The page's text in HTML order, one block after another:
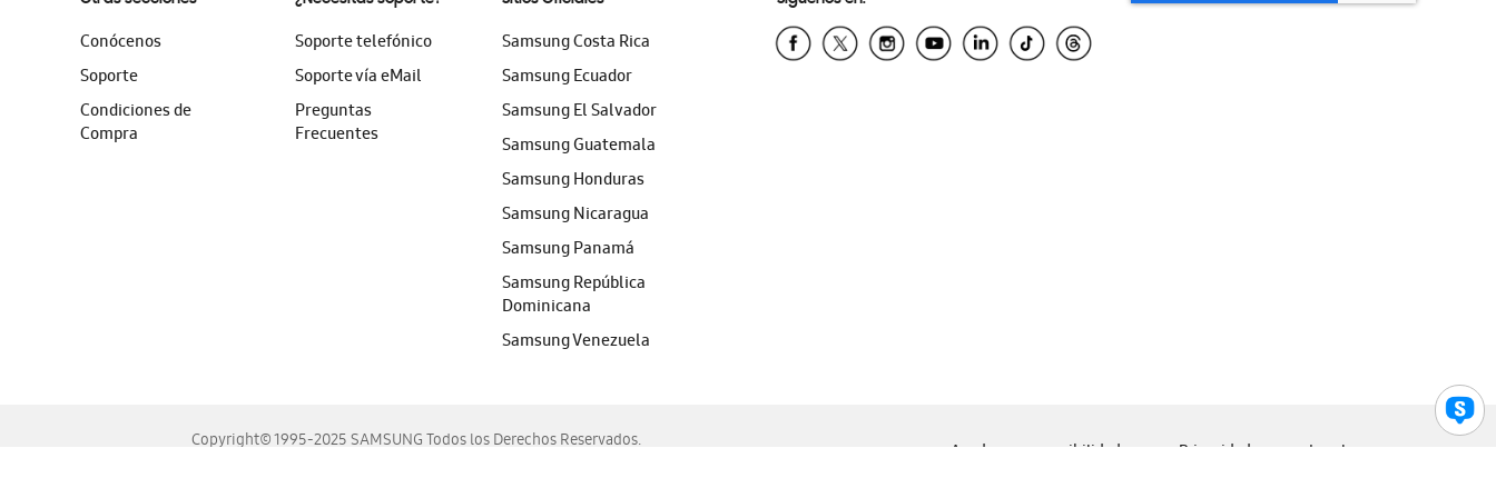
Conócenos
Soporte
Condiciones de
Compra
Soporte telefónico
Soporte vía eMail
Preguntas
Frecuentes
Samsung Costa Rica
Samsung Ecuador
Samsung El Salvador
Samsung Guatemala
Samsung Honduras
Samsung Nicaragua
Samsung Panamá
Samsung República
Dominicana
Samsung Venezuela
Copyright© 1995-2025 SAMSUNG Todos los Derechos Reservados.
Ayuda para accesibilidad Privacidad Legal